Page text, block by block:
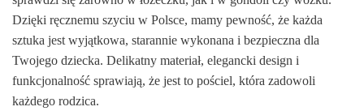
Dzięki ręcznemu szyciu w Polsce, mamy pewność, że każda
sztuka jest wyjątkowa, starannie wykonana i bezpieczna dla
Twojego dziecka. Delikatny materiał, elegancki design i
funkcjonalność sprawiają, że jest to pościel, która zadowoli
każdego rodzica.